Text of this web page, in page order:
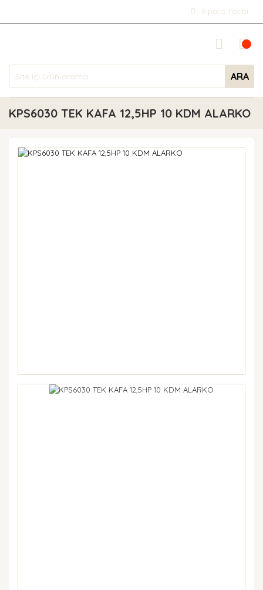
Sipariş Takibi
ARA
KPS6030 TEK KAFA 12,5HP 10 KDM ALARKO